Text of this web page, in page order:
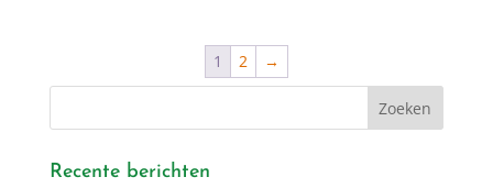
1 2 →
Recente berichten